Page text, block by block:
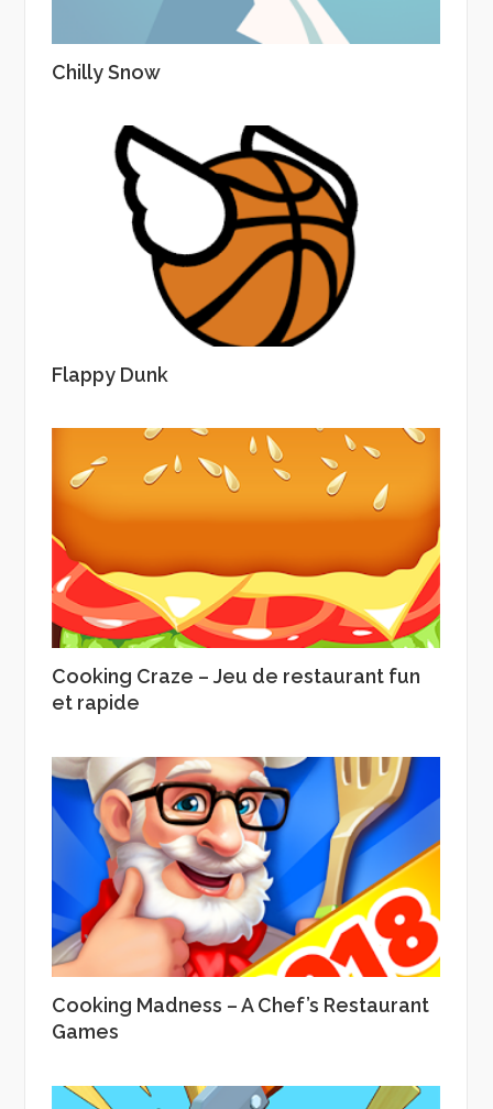
Chilly Snow
Flappy Dunk
Cooking Craze – Jeu de restaurant fun
et rapide
Cooking Madness – A Chef’s Restaurant
Games